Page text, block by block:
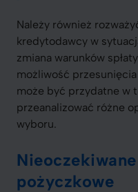
Należy również
kredytodawcy w
zmiana warunków
możliwość
może być przydatne w
przeanalizować różne
wyboru.
pożyczkowe